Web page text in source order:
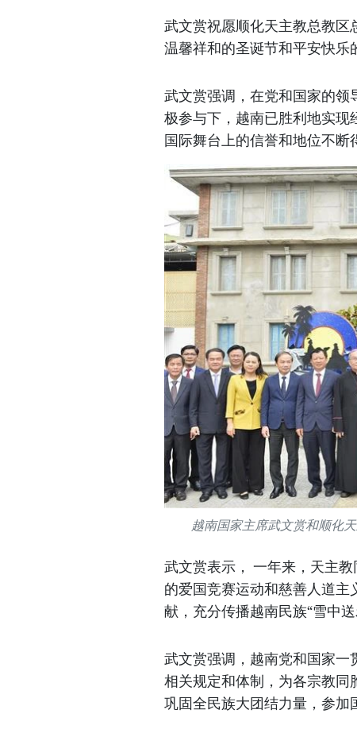
武文赏祝愿顺化天主教总教区
温馨祥和的圣诞节和平安快乐
武文赏强调，在党和国家的领
极参与下，越南已胜利地实现
国际舞台上的信誉和地位不断
越南国家主席武文赏和顺化
武文赏表示， 一年来，天主
的爱国竞赛运动和慈善人道
献，充分传播越南民族“雪中送
武文赏强调，越南党和国家
相关规定和体制，为各宗教
巩固全民族大团结力量，参加